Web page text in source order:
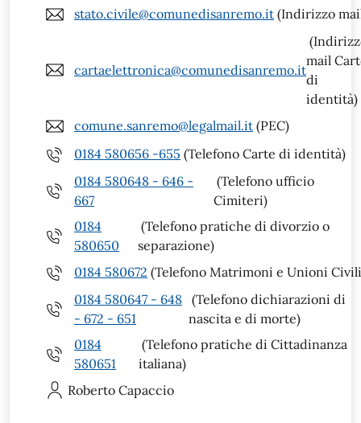
stato.civile@comunedisanremo.it (Indirizzo
cartaelettronica@comunedisanremo.it
mail
di
identità)
comune.sanremo@legalmail.it (PEC)
0184 580656 -655 (Telefono Carte di identità)
0184 580648 - 646 -
667
(Telefono ufficio
Cimiteri)
0184
580650
(Telefono pratiche di divorzio o
separazione)
0184 580672 (Telefono Matrimoni e Unioni
0184 580647 - 648
- 672 - 651
(Telefono dichiarazioni di
nascita e di morte)
0184
580651
(Telefono pratiche di Cittadinanza
italiana)
Roberto Capaccio